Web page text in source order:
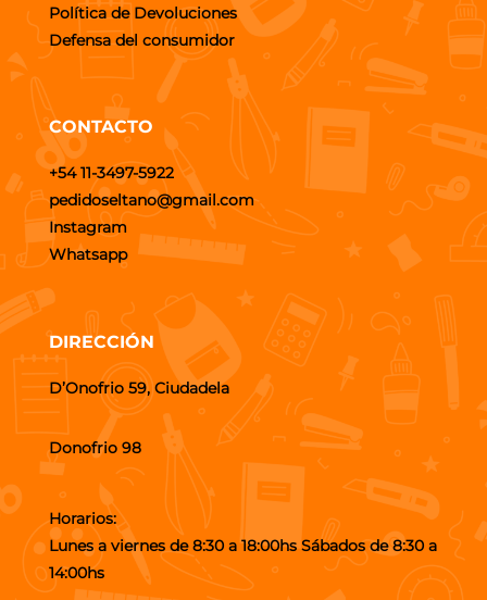
Política de Devoluciones
Defensa del consumidor
CONTACTO
+54 11-3497-5922
pedidoseltano@gmail.com
Instagram
Whatsapp
DIRECCIÓN
D’Onofrio 59, Ciudadela
Donofrio 98
Horarios:
Lunes a viernes de 8:30 a 18:00hs Sábados de 8:30 a
14:00hs